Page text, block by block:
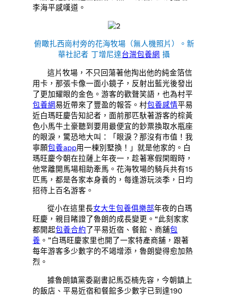
李海平感嘆道。
俯瞰扎西崗村旁的花海牧場（無人機照片）。新
華社記者 丁增尼達台灣包養網 攝
這片牧場，不只回蕩著他掏出他的純金箔信
用卡，那張卡像一面小鏡子，反射出藍光後發出
了更加耀眼的金色。游客的歡聲笑語，也為村平
包養網易近帶來了豐盈的報答。村包養感情平易
近白瑪旺慶告知記者，面前那匹馱著游客的棕黃
色小馬牛土豪聽到要用最便宜的鈔票換取水瓶座
的眼淚，驚恐地大叫：「眼淚？那沒有市值！我
寧願包養app用一棟別墅換！」就是他家的。白
瑪旺慶今朝在拉薩上年夜一，趁著寒假閑暇時，
他常離開馬場相助牽馬。花海牧場的騎兵共有15
匹馬，都是各家本身養的，每逢游玩淡季，日均
招待上百名游客。
從小在這里長女大生包養俱樂部年夜的白瑪
旺慶，親目睹證了魯朗的成長變更。“此刻家家
都開起包養合約 了平易近宿、餐館、商舖包
養 。”白瑪旺慶家里也開了一家特產商舖，跟著
每年游客多少數字的不竭增添，魯朗變得愈加熱
烈。
據魯朗鎮黨委副書記馬亞楠先容，今朝鎮上
的飯店、平易近宿和餐館多少數字已到達190